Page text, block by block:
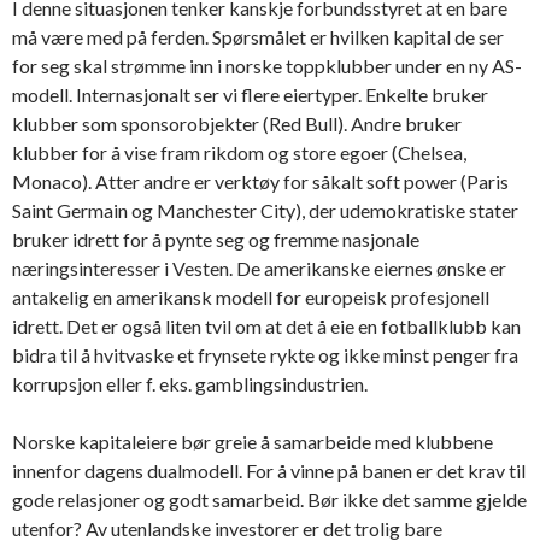
I denne situasjonen tenker kanskje forbundsstyret at en bare
må være med på ferden. Spørsmålet er hvilken kapital de ser
for seg skal strømme inn i norske toppklubber under en ny AS-
modell. Internasjonalt ser vi flere eiertyper. Enkelte bruker
klubber som sponsorobjekter (Red Bull). Andre bruker
klubber for å vise fram rikdom og store egoer (Chelsea,
Monaco). Atter andre er verktøy for såkalt soft power (Paris
Saint Germain og Manchester City), der udemokratiske stater
bruker idrett for å pynte seg og fremme nasjonale
næringsinteresser i Vesten. De amerikanske eiernes ønske er
antakelig en amerikansk modell for europeisk profesjonell
idrett. Det er også liten tvil om at det å eie en fotballklubb kan
bidra til å hvitvaske et frynsete rykte og ikke minst penger fra
korrupsjon eller f. eks. gamblingsindustrien.
Norske kapitaleiere bør greie å samarbeide med klubbene
innenfor dagens dualmodell. For å vinne på banen er det krav til
gode relasjoner og godt samarbeid. Bør ikke det samme gjelde
utenfor? Av utenlandske investorer er det trolig bare